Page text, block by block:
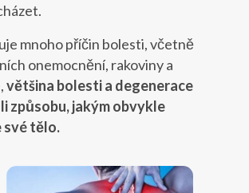
mnoho příčin bolesti, včetně
onemocnění, rakoviny a
většina bolesti a degenerace
způsobu, jakým obvykle
své tělo.